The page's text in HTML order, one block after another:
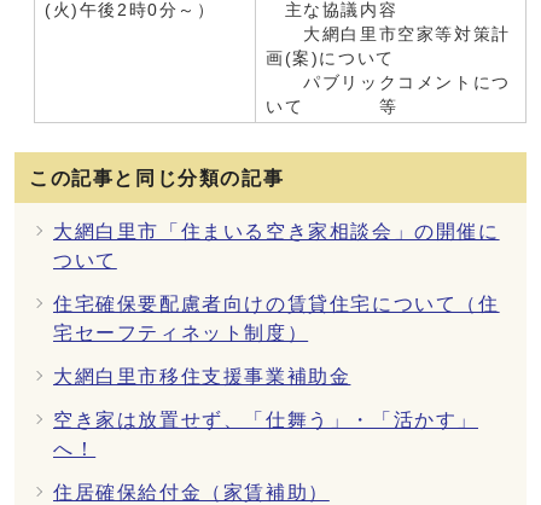
(火)午後2時0分～）
主な協議内容
大網白里市空家等対策計
画(案)について
パブリックコメントにつ
いて 等
この記事と同じ分類の記事
大網白里市「住まいる空き家相談会」の開催に
ついて
住宅確保要配慮者向けの賃貸住宅について（住
宅セーフティネット制度）
大網白里市移住支援事業補助金
空き家は放置せず、「仕舞う」・「活かす」
へ！
住居確保給付金（家賃補助）